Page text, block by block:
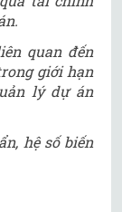
quan đến
giới hạn
lý dự án
hệ số biến